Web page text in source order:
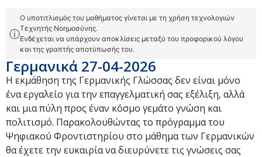
ⓘ
Ο υποτιτλισμός του μαθήματος γίνεται με τη χρήση τεχνολογιών
Τεχνητής Νοημοσύνης.
Ενδέχεται να υπάρχουν αποκλίσεις μεταξύ του προφορικού λόγου
και της γραπτής αποτύπωσής του.
Γερμανικά 27-04-2026
Η εκμάθηση της Γερμανικής Γλώσσας δεν είναι μόνο
ένα εργαλείο για την επαγγελματική σας εξέλιξη, αλλά
και μια πύλη προς έναν κόσμο γεμάτο γνώση και
πολιτισμό. Παρακολουθώντας το πρόγραμμα του
Ψηφιακού Φροντιστηρίου στο μάθημα των Γερμανικών
θα έχετε την ευκαιρία να διευρύνετε τις γνώσεις σας